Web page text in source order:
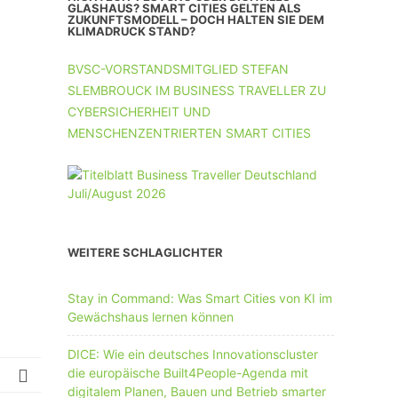
UNTERNEHMEN MIT 11-50 MA
GLASHAUS? SMART CITIES GELTEN ALS
ZUKUNFTSMODELL – DOCH HALTEN SIE DEM
KLIMADRUCK STAND?
BVSC-VORSTANDSMITGLIED STEFAN
SLEMBROUCK IM BUSINESS TRAVELLER ZU
CYBERSICHERHEIT UND
MENSCHENZENTRIERTEN SMART CITIES
WEITERE SCHLAGLICHTER
Stay in Command: Was Smart Cities von KI im
Gewächshaus lernen können
DICE: Wie ein deutsches Innovationscluster
die europäische Built4People-Agenda mit
digitalem Planen, Bauen und Betrieb smarter